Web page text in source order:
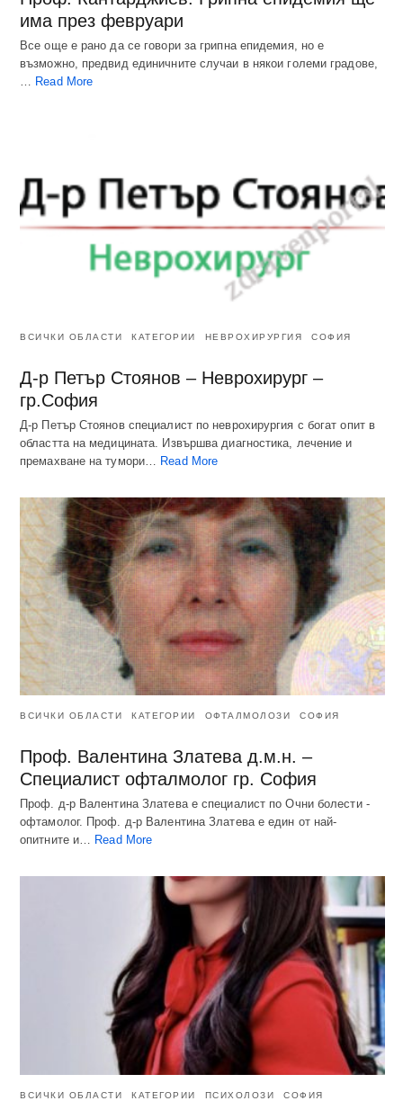
има през февруари
Все още е рано да се говори за грипна епидемия, но е
възможно, предвид единичните случаи в някои големи градове,
… Read More
ВСИЧКИ ОБЛАСТИ КАТЕГОРИИ НЕВРОХИРУРГИЯ СОФИЯ
Д-р Петър Стоянов – Неврохирург –
гр.София
Д-р Петър Стоянов специалист по неврохирургия с богат опит в
областта на медицината. Извършва диагностика, лечение и
премахване на тумори…
Read More
ВСИЧКИ ОБЛАСТИ КАТЕГОРИИ ОФТАЛМОЛОЗИ СОФИЯ
Проф. Валентина Златева д.м.н. –
Специалист офталмолог гр. София
Проф. д-р Валентина Златева е специалист по Очни болести -
офтамолог. Проф. д-р Валентина Златева е един от най-
опитните и… Read More
ВСИЧКИ ОБЛАСТИ КАТЕГОРИИ ПСИХОЛОЗИ СОФИЯ